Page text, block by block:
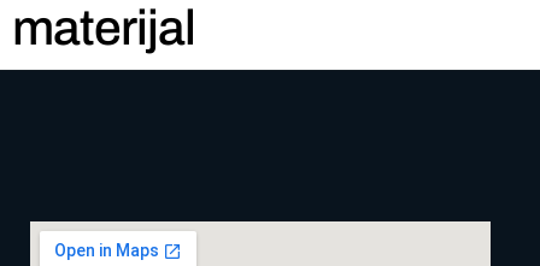
materijal